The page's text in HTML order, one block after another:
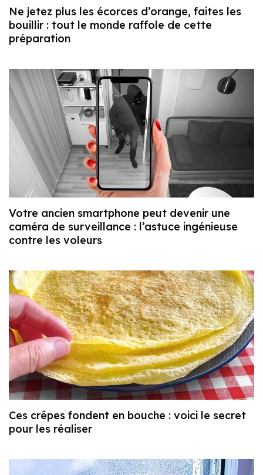
Ne jetez plus les écorces d’orange, faites les
bouillir : tout le monde raffole de cette
préparation
Votre ancien smartphone peut devenir une
caméra de surveillance : l’astuce ingénieuse
contre les voleurs
Ces crêpes fondent en bouche : voici le secret
pour les réaliser